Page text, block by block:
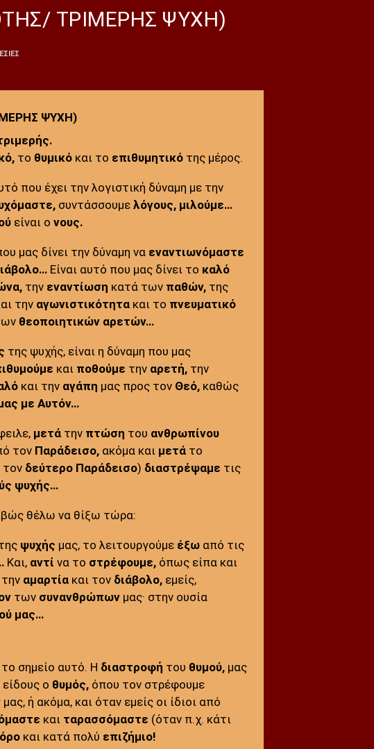
ΤΡΙΜΕΡΗΣ ΨΥΧΗ)
ΨΥΧΗ)
το θυμικόκαι το επιθυμητικότης μέρος.
που έχει την λογιστική δύναμη με την
συντάσσουμε λόγους, μιλούμε…
είναι ο νους.
μας δίνει την δύναμη να εναντιωνόμαστε
Είναι αυτό που μας δίνει το καλό
την εναντίωση κατά των παθών,της
την αγωνιστικότητακαι το πνευματικό
θεοποιητικών αρετών…
της ψυχής, είναι η δύναμη που μας
και ποθούμε την αρετή, την
και την αγάπη μας προς τον Θεό, καθώς
με Αυτόν…
μετάτην πτώση του ανθρωπίνου
τον Παράδεισο,ακόμα και μετάτο
δεύτερο Παράδεισο) διαστρέψαμε τις
ψυχής…
θέλω να θίξω τώρα:
ψυχής μας, το λειτουργούμε έξωαπό τις
Και, αντί να το στρέφουμε,όπως είπα και
αμαρτίακαι τον διάβολο,εμείς,
των συνανθρώπων μας· στην ουσία
μας…
το σημείο αυτό. Η διαστροφή του θυμού,μας
ο θυμός,όπου τον στρέφουμε
μας, ή ακόμα, και όταν εμείς οι ίδιοι από
και ταρασσόμαστε (όταν π.χ. κάτι
και κατά πολύ επιζήμιο!